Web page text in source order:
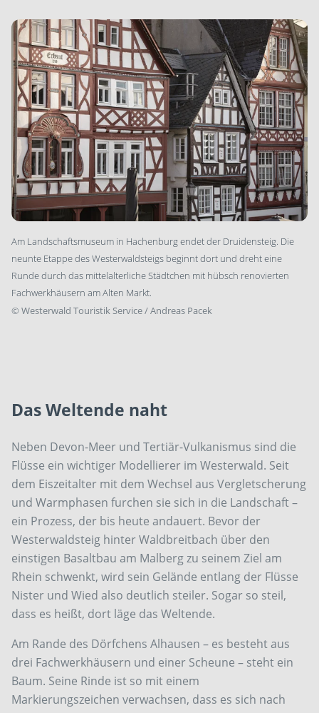
Am Landschaftsmuseum in Hachenburg endet der Druidensteig. Die
neunte Etappe des Westerwaldsteigs beginnt dort und dreht eine
Runde durch das mittelalterliche Städtchen mit hübsch renovierten
Fachwerkhäusern am Alten Markt.
© Westerwald Touristik Service / Andreas Pacek
Das Weltende naht
Neben Devon-Meer und Tertiär-Vulkanismus sind die
Flüsse ein wichtiger Modellierer im Westerwald. Seit
dem Eiszeitalter mit dem Wechsel aus Vergletscherung
und Warmphasen furchen sie sich in die Landschaft –
ein Prozess, der bis heute andauert. Bevor der
Westerwaldsteig hinter Waldbreitbach über den
einstigen Basaltbau am Malberg zu seinem Ziel am
Rhein schwenkt, wird sein Gelände entlang der Flüsse
Nister und Wied also deutlich steiler. Sogar so steil,
dass es heißt, dort läge das Weltende.
Am Rande des Dörfchens Alhausen – es besteht aus
drei Fachwerkhäusern und einer Scheune – steht ein
Baum. Seine Rinde ist so mit einem
Markierungszeichen verwachsen, dass es sich nach